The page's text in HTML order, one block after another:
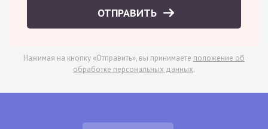
ОТПРАВИТЬ
Нажимая на кнопку «Отправить», вы принимаете положение об
обработке персональных данных.